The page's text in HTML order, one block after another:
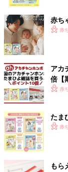
例えば、柚子胡
にどれくらい組み
胡椒はあきらめる
無理にレシピを増
家族の好きな味と
味料があればい
食材の無駄をなく
庫（冷凍庫）や食
いあるのか、まず
食費の節約は、環
ることが大切だ
赤ち
赤
アカ
倍【
赤
たま
赤
もら